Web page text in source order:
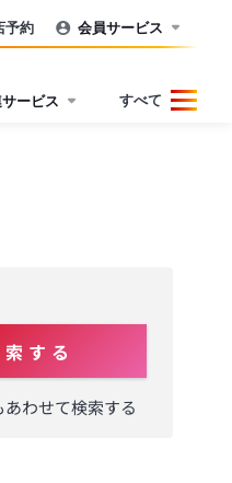
予約 会員サービス
ービス すべて
索 す る
あわせて検索する